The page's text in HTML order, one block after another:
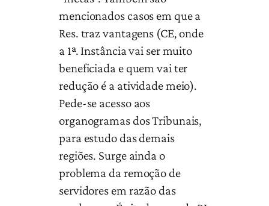
mencionados casos em que a
Res. traz vantagens (CE, onde
a 1ª. Instância vai ser muito
beneficiada e quem vai ter
redução é a atividade meio).
Pede-se acesso aos
organogramas dos Tribunais,
para estudo das demais
regiões. Surge ainda o
problema da remoção de
servidores em razão das